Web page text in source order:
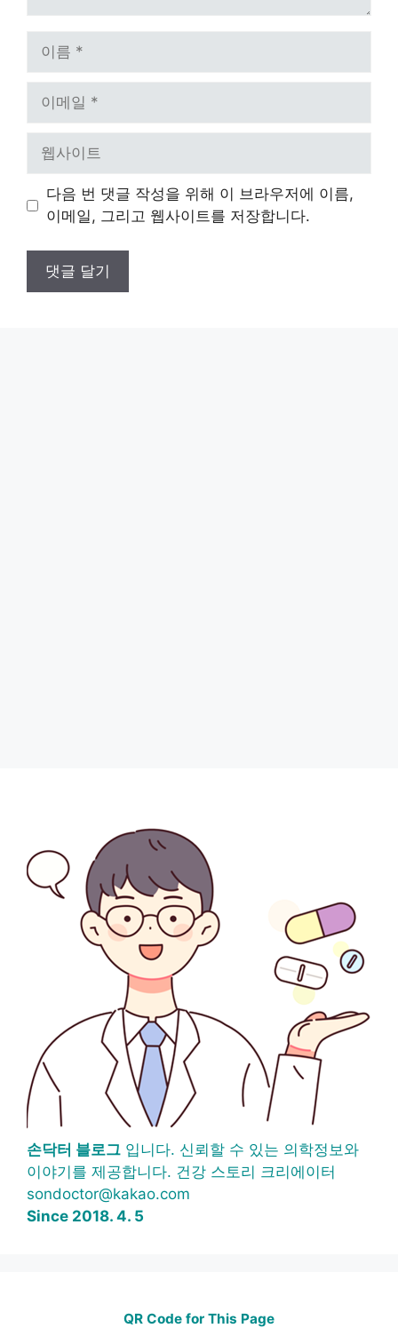
일
트
다음 번 댓글 작성을 위해 이 브라우저에 이름,
이메일, 그리고 웹사이트를 저장합니다.
손닥터 블로그 입니다. 신뢰할 수 있는 의학정보와
이야기를 제공합니다. 건강 스토리 크리에이터
sondoctor@kakao.com
Since 2018. 4. 5
QR Code for This Page